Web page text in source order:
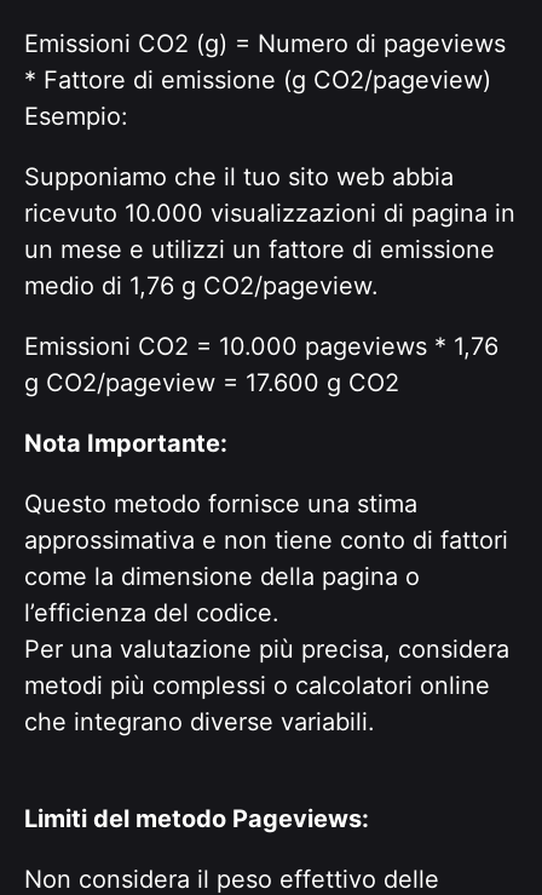
Emissioni CO2 (g) = Numero di pageviews
* Fattore di emissione (g CO2/pageview)
Esempio:
Supponiamo che il tuo sito web abbia
ricevuto 10.000 visualizzazioni di pagina in
un mese e utilizzi un fattore di emissione
medio di 1,76 g CO2/pageview.
Emissioni CO2 = 10.000 pageviews * 1,76
g CO2/pageview = 17.600 g CO2
Nota Importante:
Questo metodo fornisce una stima
approssimativa e non tiene conto di fattori
come la dimensione della pagina o
l’efficienza del codice.
Per una valutazione più precisa, considera
metodi più complessi o calcolatori online
che integrano diverse variabili.
Limiti del metodo Pageviews:
Non considera il peso effettivo delle